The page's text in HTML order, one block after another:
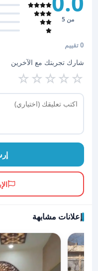
من 5
0 تقييم
شارك تجربتك مع الآخرين
☆
☆
☆
☆
☆
إعلانات مشابهة